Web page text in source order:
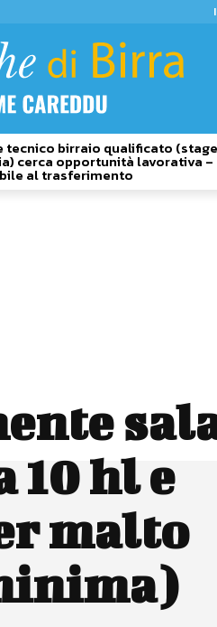
tecnico birraio qualificato (stage
cerca opportunità lavorativa –
al trasferimento
10 hl e
malto